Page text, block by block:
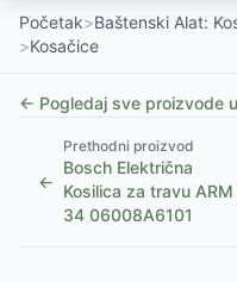
Početak>Baštenski Alat:
>Kosačice
← Pogledaj sve proizvode
←
Prethodni proizvod
Bosch Električna
Kosilica za travu ARM
34 06008A6101